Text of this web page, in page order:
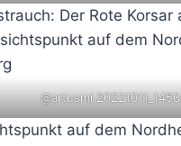
@artusmi 20221011_1450